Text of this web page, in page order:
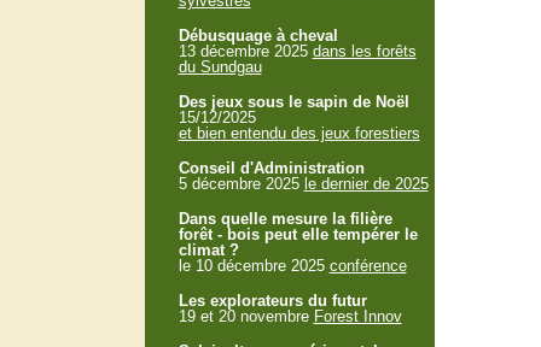
Débusquage à cheval
13 décembre 2025 dans les forêts
du Sundgau
Des jeux sous le sapin de Noël
15/12/2025
et bien entendu des jeux forestiers
Conseil d'Administration
5 décembre 2025 le dernier de 2025
Dans quelle mesure la filière
forêt - bois peut elle tempérer le
climat ?
le 10 décembre 2025 conférence
Les explorateurs du futur
19 et 20 novembre Forest Innov